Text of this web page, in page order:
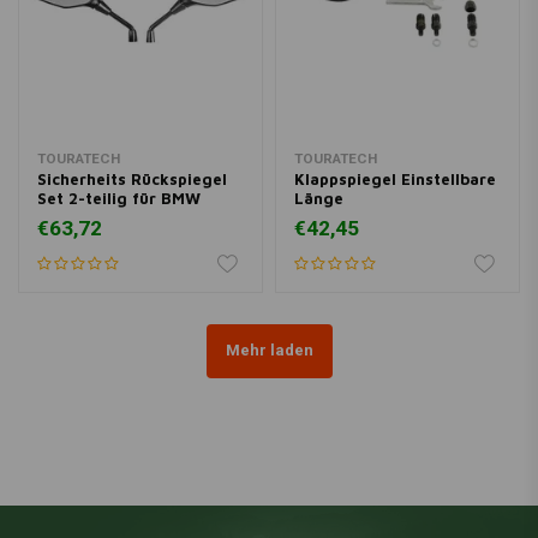
TOURATECH
Sicherheits Rückspiegel
Set 2-teilig für BMW
€63,72
TOURATECH
Klappspiegel Einstellbare
Länge
€42,45
Mehr laden